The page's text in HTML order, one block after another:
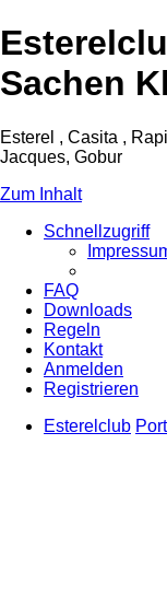
Sachen
Esterel , Casita ,
Jacques, Gobur
Zum Inhalt
Schnellzugriff
FAQ
Downloads
Regeln
Kontakt
Anmelden
Registrieren
Esterelclub